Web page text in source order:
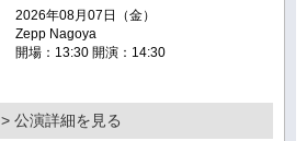
2026年08月07日（金）
Zepp Nagoya
開場：13:30 開演：14:30
> 公演詳細を見る